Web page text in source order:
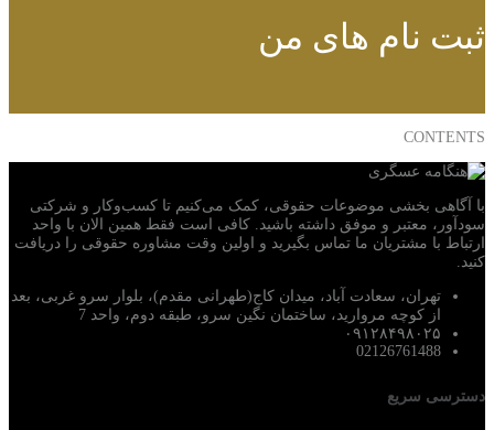
ثبت نام های من
CONTENTS
با آگاهی بخشی موضوعات حقوقی، کمک می‌‎کنیم تا کسب‌وکار و شرکتی
سودآور، معتبر و موفق داشته باشید. کافی است فقط همین الان با واحد
ارتباط با مشتریان ما تماس بگیرید و اولین وقت مشاوره حقوقی را دریافت
کنید.
تهران، سعادت آباد، میدان کاج(طهرانی مقدم)، بلوار سرو غربی، بعد
از کوچه مروارید، ساختمان نگین سرو، طبقه دوم، واحد 7
۰۹۱۲۸۴۹۸۰۲۵
02126761488
دسترسی سریع